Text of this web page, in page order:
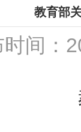
教育部
时间：